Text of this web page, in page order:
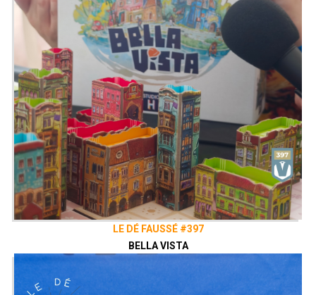
Présenté parAlex&Zephiriel
Générique parAdrien Larouzée
Twitter@ledefausse
InstagramLe Dé Faussé
FacebookLe Dé Faussé
LE DÉ FAUSSÉ #397
BELLA VISTA